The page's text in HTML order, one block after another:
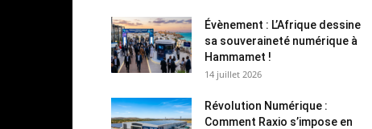
Évènement : L’Afrique dessine
sa souveraineté numérique à
Hammamet !
14 juillet 2026
Révolution Numérique :
Comment Raxio s’impose en